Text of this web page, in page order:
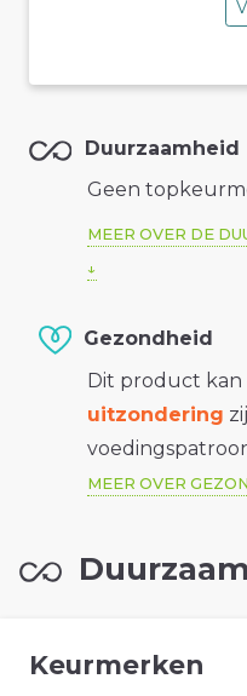
Duurzaamheid
Geen
MEER OVER DE
Gezondheid
Dit product kan
uitzondering
MEER OVER
Keurmerken